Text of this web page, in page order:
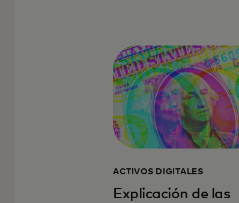
ACTIVOS DIGITALES
Explicación de las